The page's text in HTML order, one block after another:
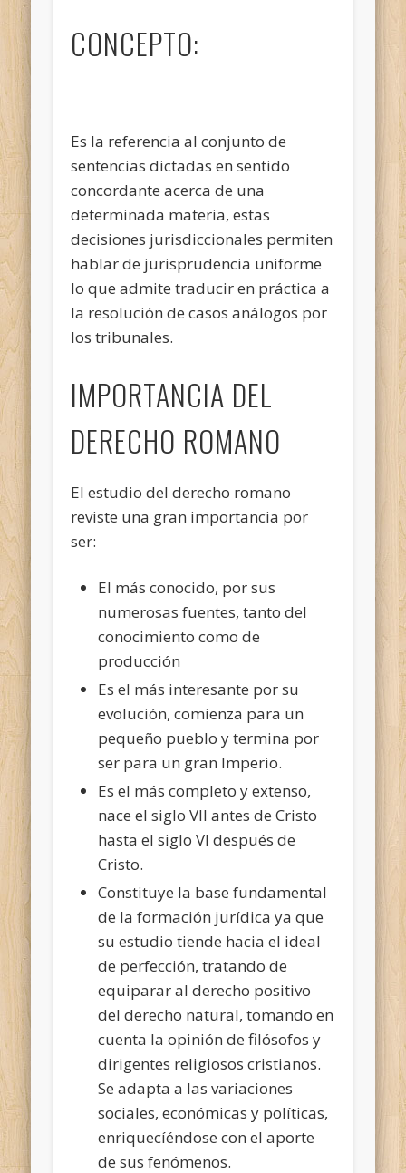
CONCEPTO:
Es la referencia al conjunto de
sentencias dictadas en sentido
concordante acerca de una
determinada materia, estas
decisiones jurisdiccionales permiten
hablar de jurisprudencia uniforme
lo que admite traducir en práctica a
la resolución de casos análogos por
los tribunales.
IMPORTANCIA DEL
DERECHO ROMANO
El estudio del derecho romano
reviste una gran importancia por
ser:
El más conocido, por sus
numerosas fuentes, tanto del
conocimiento como de
producción
Es el más interesante por su
evolución, comienza para un
pequeño pueblo y termina por
ser para un gran Imperio.
Es el más completo y extenso,
nace el siglo VII antes de Cristo
hasta el siglo VI después de
Cristo.
Constituye la base fundamental
de la formación jurídica ya que
su estudio tiende hacia el ideal
de perfección, tratando de
equiparar al derecho positivo
del derecho natural, tomando en
cuenta la opinión de filósofos y
dirigentes religiosos cristianos.
Se adapta a las variaciones
sociales, económicas y políticas,
enriquecíéndose con el aporte
de sus fenómenos.